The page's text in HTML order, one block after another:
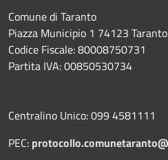
Comune di Taranto
Piazza Municipio 1 74123
Codice Fiscale: 80008750731
Partita IVA: 00850530734
Centralino Unico: 099 4581111
PEC: